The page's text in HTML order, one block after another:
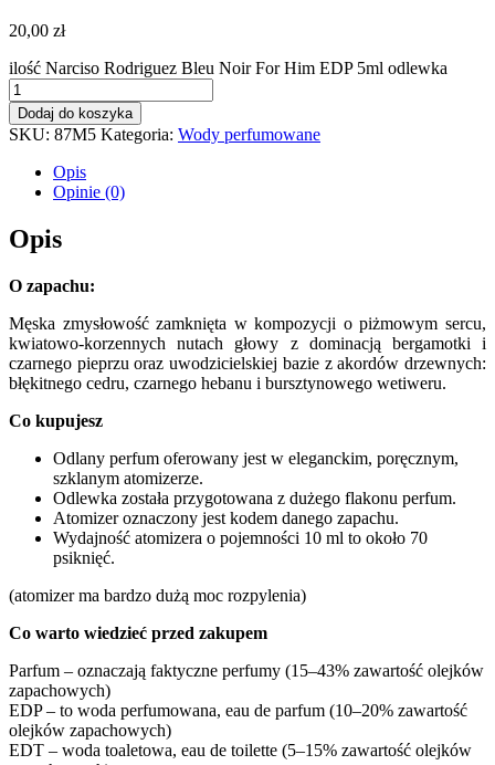
20,00 zł
ilość Narciso Rodriguez Bleu Noir For Him EDP 5ml odlewka
Dodaj do koszyka
SKU: 87M5 Kategoria: Wody perfumowane
Opis
Opinie (0)
Opis
O zapachu:
Męska zmysłowość zamknięta w kompozycji o piżmowym sercu,
kwiatowo-korzennych nutach głowy z dominacją bergamotki i
czarnego pieprzu oraz uwodzicielskiej bazie z akordów drzewnych:
błękitnego cedru, czarnego hebanu i bursztynowego wetiweru.
Co kupujesz
Odlany perfum oferowany jest w eleganckim, poręcznym,
szklanym atomizerze.
Odlewka została przygotowana z dużego flakonu perfum.
Atomizer oznaczony jest kodem danego zapachu.
Wydajność atomizera o pojemności 10 ml to około 70
psiknięć.
(atomizer ma bardzo dużą moc rozpylenia)
Co warto wiedzieć przed zakupem
Parfum – oznaczają faktyczne perfumy (15–43% zawartość olejków
zapachowych)
EDP – to woda perfumowana, eau de parfum (10–20% zawartość
olejków zapachowych)
EDT – woda toaletowa, eau de toilette (5–15% zawartość olejków